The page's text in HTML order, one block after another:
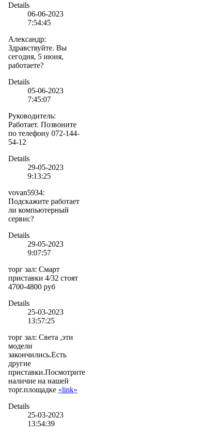
Details
06-06-2023
7:54:45
Александр:
Здравствуйте. Вы
сегодня, 5 июня,
работаете?
Details
05-06-2023
7:45:07
Руководитель:
Работает. Позвоните
по телефону 072-144-
54-12
Details
29-05-2023
9:13:25
vovan5934:
Подскажите работает
ли компьютерный
сервис?
Details
29-05-2023
9:07:57
торг зал: Смарт
приставки 4/32 стоят
4700-4800 руб
Details
25-03-2023
13:57:25
торг зал: Света ,эти
модели
закончились.Есть
другие
приставки.Посмотрите
наличие на нашей
торг.площадке «link»
Details
25-03-2023
13:54:39